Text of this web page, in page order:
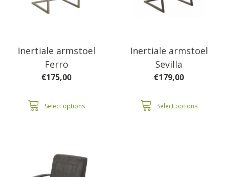
Inertiale armstoel
Ferro
€175,00
Select options
Inertiale armstoel
Sevilla
€179,00
Select options